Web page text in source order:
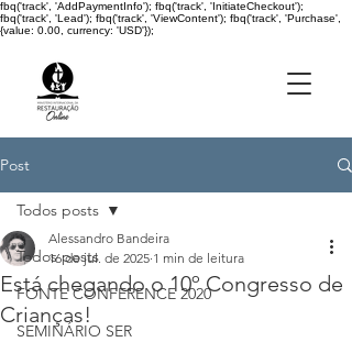
fbq('track', 'AddPaymentInfo'); fbq('track', 'InitiateCheckout');
fbq('track', 'Lead'); fbq('track', 'ViewContent'); fbq('track', 'Purchase',
{value: 0.00, currency: 'USD'});
Post
Todos posts
FONTE CONFERENCE 2020
SEMINÁRIO SER
Todos posts
Está chegando o 10º Congresso de
Crianças!
Alessandro Bandeira
16 de jul. de 2025 1 min de leitura